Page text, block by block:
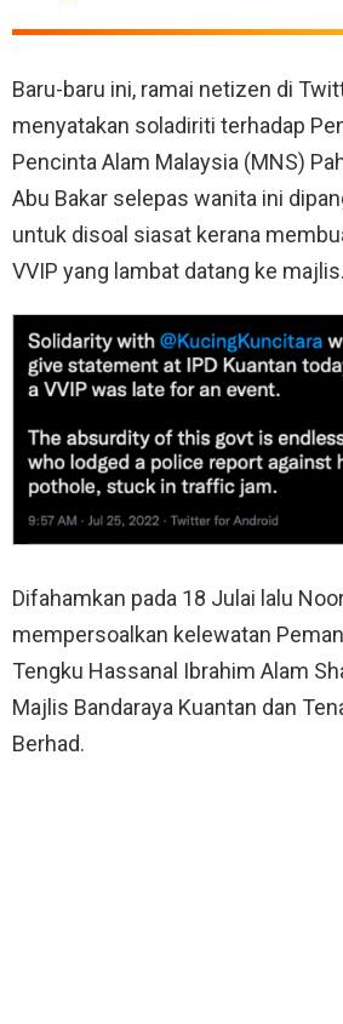
Baru-baru ini, ramai netizen di
menyatakan soladiriti terhadap
Pencinta Alam Malaysia (MNS)
Abu Bakar selepas wanita ini
untuk disoal siasat kerana
VVIP yang lambat datang ke majlis.
Difahamkan pada 18 Julai lalu
mempersoalkan kelewatan
Tengku Hassanal Ibrahim Alam
Majlis Bandaraya Kuantan dan
Berhad.